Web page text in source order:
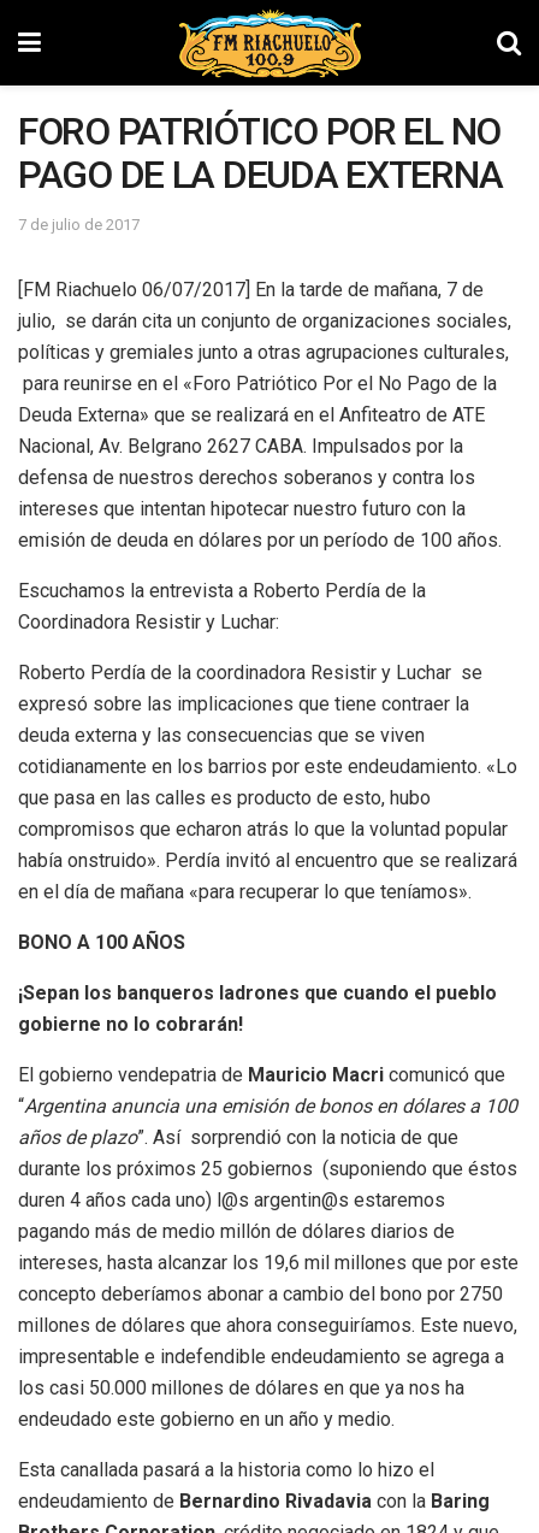
FORO PATRIÓTICO POR EL NO
PAGO DE LA DEUDA EXTERNA
7 de julio de 2017
[FM Riachuelo 06/07/2017] En la tarde de mañana, 7 de
julio, se darán cita un conjunto de organizaciones sociales,
políticas y gremiales junto a otras agrupaciones culturales,
para reunirse en el «Foro Patriótico Por el No Pago de la
Deuda Externa» que se realizará en el Anfiteatro de ATE
Nacional, Av. Belgrano 2627 CABA. Impulsados por la
defensa de nuestros derechos soberanos y contra los
intereses que intentan hipotecar nuestro futuro con la
emisión de deuda en dólares por un período de 100 años.
Escuchamos la entrevista a Roberto Perdía de la
Coordinadora Resistir y Luchar:
Roberto Perdía de la coordinadora Resistir y Luchar se
expresó sobre las implicaciones que tiene contraer la
deuda externa y las consecuencias que se viven
cotidianamente en los barrios por este endeudamiento. «Lo
que pasa en las calles es producto de esto, hubo
compromisos que echaron atrás lo que la voluntad popular
había onstruido». Perdía invitó al encuentro que se realizará
en el día de mañana «para recuperar lo que teníamos».
BONO A 100 AÑOS
¡Sepan los banqueros ladrones que cuando el pueblo
gobierne no lo cobrarán!
El gobierno vendepatria de Mauricio Macri comunicó que
“Argentina anuncia una emisión de bonos en dólares a 100
años de plazo”. Así sorprendió con la noticia de que
durante los próximos 25 gobiernos (suponiendo que éstos
duren 4 años cada uno) l@s argentin@s estaremos
pagando más de medio millón de dólares diarios de
intereses, hasta alcanzar los 19,6 mil millones que por este
concepto deberíamos abonar a cambio del bono por 2750
millones de dólares que ahora conseguiríamos. Este nuevo,
impresentable e indefendible endeudamiento se agrega a
los casi 50.000 millones de dólares en que ya nos ha
endeudado este gobierno en un año y medio.
Esta canallada pasará a la historia como lo hizo el
endeudamiento de Bernardino Rivadavia con la Baring